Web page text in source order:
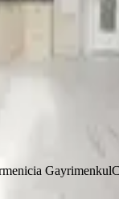
Gayrimenkul